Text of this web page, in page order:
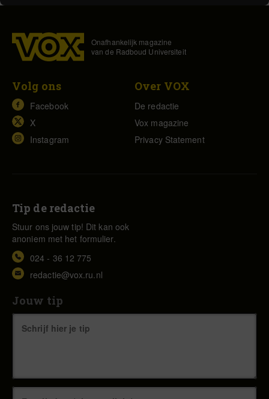
Onafhankelijk magazine
van de Radboud Universiteit
Volg ons
Facebook
X
Instagram
Over VOX
De redactie
Vox magazine
Privacy Statement
Tip de redactie
Stuur ons jouw tip! Dit kan ook
anoniem met het formulier.
024 - 36 12 775
redactie@vox.ru.nl
Jouw tip